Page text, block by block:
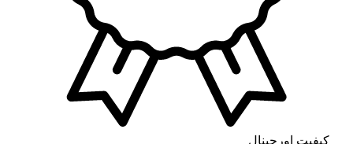
کیفیت اورجینال